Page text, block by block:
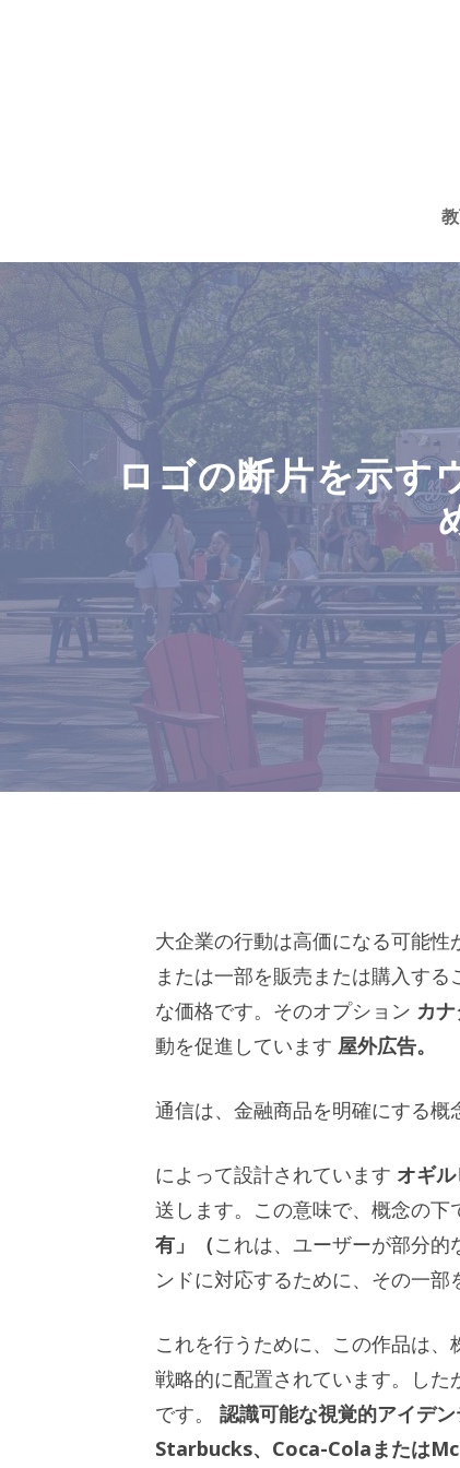
キ
ッ
プ
ロゴの断片を示す
大企業の行動は高価になる可能
または一部を販売または購入す
な価格です。そのオプション カ
動を促進しています 屋外広告。
通信は、金融商品を明確にする概
によって設計されています オギ
送します。この意味で、概念の
有」（これは、ユーザーが部分
ンドに対応するために、その一部
これを行うために、この作品は
戦略的に配置されています。し
です。 認識可能な視覚的アイデ
Starbucks、Coca-Colaまたは